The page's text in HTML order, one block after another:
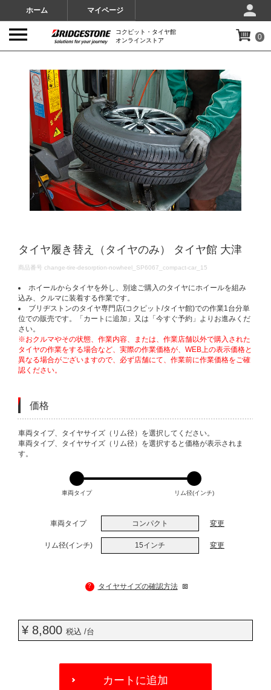
ホーム マイページ
コクピット・タイヤ館
オンラインストア
0
タイヤ履き替え（タイヤのみ） タイヤ館 大津
DETAILS
商品番号 change-tire-desorption-nowheel_SP6067_compact-car_15
ホイールからタイヤを外し、別途ご購入のタイヤにホイールを組み
込み、クルマに装着する作業です。
ブリヂストンのタイヤ専門店(コクピット/タイヤ館)での作業1台分単
位での販売です。「カートに追加」又は「今すぐ予約」よりお進みくだ
さい。
※おクルマやその状態、作業内容、または、作業店舗以外で購入された
タイヤの作業をする場合など、実際の作業価格が、WEB上の表示価格と
異なる場合がございますので、必ず店舗にて、作業前に作業価格をご確
認ください。
価格
VARIATIONS
車両タイプ、タイヤサイズ（リム径）を選択してください。
車両タイプ、タイヤサイズ（リム径）を選択すると価格が表示されま
す。
車両タイプ リム径(インチ)
車両タイプ コンパクト 変更
リム径(インチ) 15インチ 変更
? タイヤサイズの確認方法
¥ 8,800 税込 /台
カートに追加